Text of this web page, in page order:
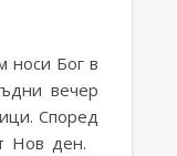
празнична трапеза
носи Бог в
вечер
Според
Нов ден.